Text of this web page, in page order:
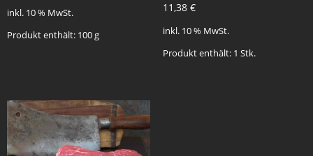
inkl. 10 % MwSt.
Produkt enthält: 100g
11,38 €
inkl. 10 % MwSt.
Produkt enthält: 1 Stk.